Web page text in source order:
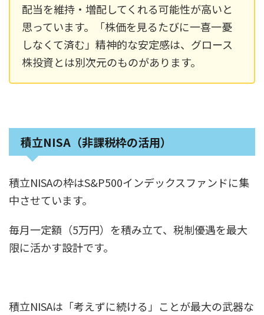
配当を維持・増配してくれる可能性が高いと
思っています。「株価を見るたびに一喜一憂
しなくて済む」精神的な安定感は、グロース
株投資とは別次元のものがあります。
積立NISA（非課税枠の活用）
積立NISAの枠はS&P500インデックスファンドに集
中させています。
毎月一定額（5万円）を積み立て、税制優遇を最大
限に活かす設計です。
積立NISAは「考えずに続ける」ことが最大の武器な